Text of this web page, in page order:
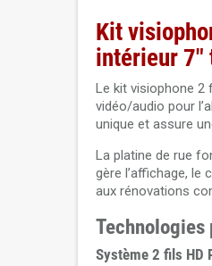
Kit
intérieur 7"
Le kit visiophone 2
vidéo/audio pour
unique et assure
La platine de rue
gère l’affichage, le
aux rénovations
Système 2 fils HD